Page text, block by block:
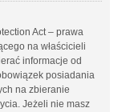
Act – prawa
na właścicieli
informacje od
posiadania
na zbieranie
Jeżeli nie masz